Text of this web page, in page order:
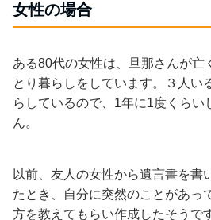
女性の場合
ある80代の女性は、旦那さんが亡
とり暮らしをしています。３人い
らしているので、1年に1度くらい
ん。
以前、友人の女性から遺言書を書
たとき、自分に突然のことがあっ
方を教えてもらい作成したそうで